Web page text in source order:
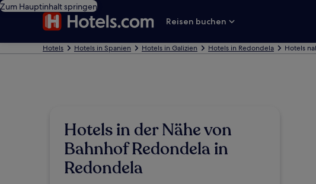
Zum Hauptinhalt springen
Reisen buchen
Hotels Hotels in Spanien Hotels in Galizien Hotels in Redondela Hotels
Hotels in der Nähe von
Bahnhof Redondela in
Redondela